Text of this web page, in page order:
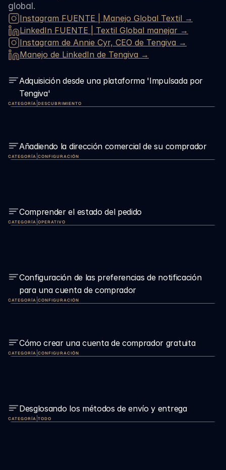
global.
Instagram FUENTE | Manejo Global Textil →
LinkedIn FUENTE | Textil Global manejar →
Instagram de Annie Cyr, CEO de Tengiva →
Manejo de LinkedIn de Tengiva →
Adquisición desde una plataforma 'Impulsada por
Tengiva'
CATEGORÍA DESCUBRIMIENTO
Añadiendo la dirección comercial de su comprador
CATEGORÍA CONFIGURACIÓN
Comprender el estado del pedido
CATEGORÍA OPERATIVO
Configuración de las preferencias de notificación
para una cuenta de comprador
CATEGORÍA CONFIGURACIÓN
Cómo crear una cuenta de comprador gratuita
CATEGORÍA CONFIGURACIÓN
Desglosando los métodos de envío y entrega
CATEGORÍA TODO